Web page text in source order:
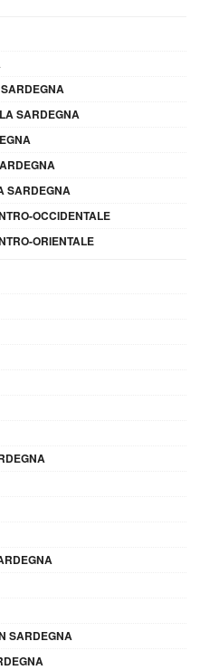
SARDEGNA
SARDEGNA
OCCIDENTALE
ORIENTALE
SARDEGNA